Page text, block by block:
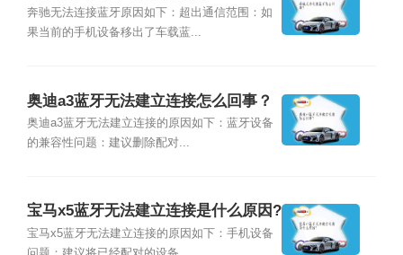
奔驰无法连接蓝牙原因如下：超出通信范围：如
果当前的手机设备移出了车载蓝...
奥迪a3蓝牙无法建立连接怎么回事？
奥迪a3蓝牙无法建立连接的原因如下：蓝牙设备
的兼容性问题：建议删除配对...
宝马x5蓝牙无法建立连接是什么原因?
宝马x5蓝牙无法建立连接的原因如下：手机设备